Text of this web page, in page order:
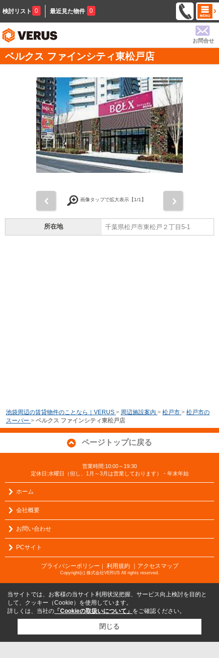
検討リスト 0 最近見た物件 0
お問合せ
ベルクス ファインシティ東松戸店
画像タップで拡大表示【1/1】
所在地 千葉県松戸市東松戸２丁目5-1
池袋周辺の賃貸物件のことなら｜VERUS > 周辺施設案内 > 松戸市 > 松戸市の
スーパー > ベルクス ファインシティ東松戸店
ページトップに戻る
営業時間:10:00～19:30
定休日:水曜日（但し、1月～3月は営業しております）・年末年始
ホーム
会社概要
お問い合わせ
PCサイト
プライバシーポリシー ｜ 利用規約 ｜アクセスマップ
Copyright(c) 株式会社VERUS All rights reserved.
当サイトでは、お客様の当サイト利用状況把握、サービス向上検討を目的と
して、クッキー（Cookie）を使用しています。
詳しくは、当社の 「Cookieの取扱いについて」 をご確認ください。
閉じる